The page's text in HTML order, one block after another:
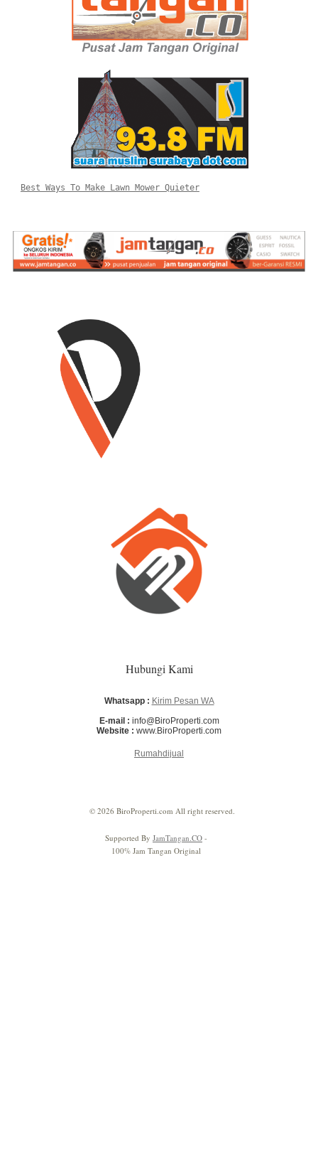
Best Ways To Make Lawn Mower Quieter
Hubungi Kami
Whatsapp : Kirim Pesan WA
E-mail : info@BiroProperti.com
Website : www.BiroProperti.com
Rumahdijual
© 2026 BiroProperti.com All right reserved.
Supported By JamTangan.CO -
100% Jam Tangan Original